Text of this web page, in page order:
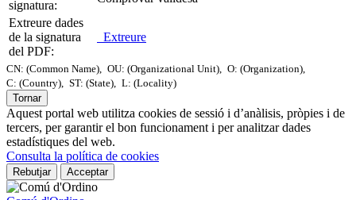
signatura:
Extreure dades
de la signatura
del PDF:
Extreure
CN: (Common Name), OU: (Organizational Unit),
O: (Organization),
C: (Country),
ST: (State),
L: (Locality)
Tornar
Aquest portal web utilitza cookies de sessió i d’anàlisis, pròpies i de
tercers, per garantir el bon funcionament i per analitzar dades
estadístiques del web.
Consulta la política de cookies
Rebutjar Acceptar